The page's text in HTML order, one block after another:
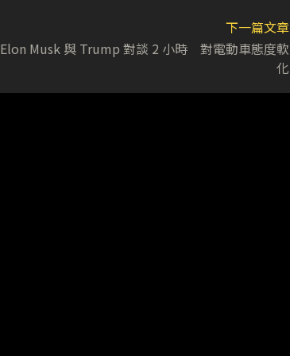
下一篇文章
Elon Musk 與 Trump 對談 2 小時 對電動車態度軟
化